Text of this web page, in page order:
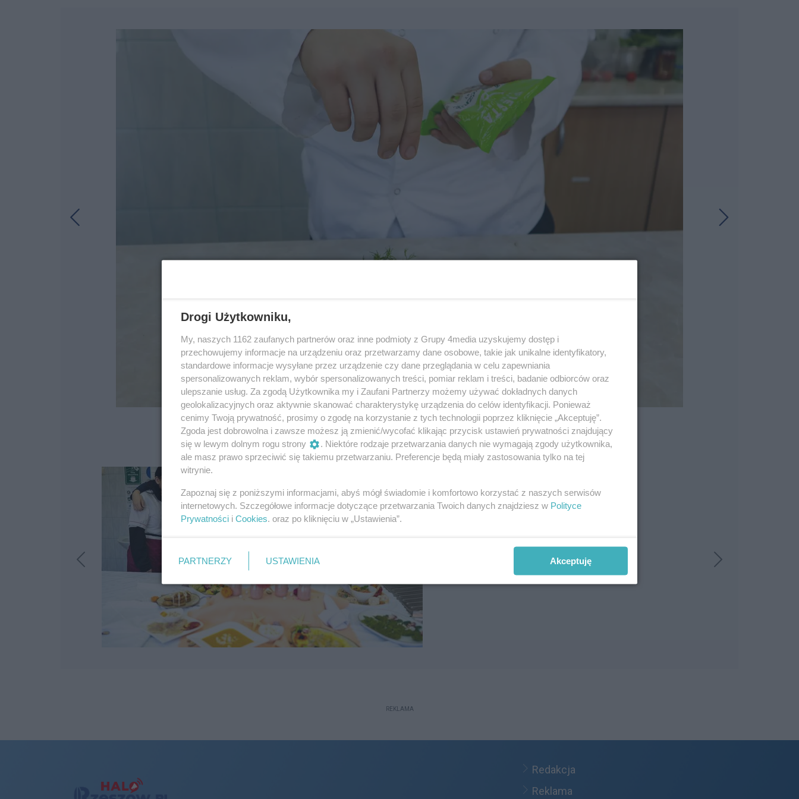
119 / 129
REKLAMA
Redakcja
Reklama
Drogi Użytkowniku,
My, naszych 1162 zaufanych partnerów oraz inne podmioty z Grupy 4media uzyskujemy dostęp i
przechowujemy informacje na urządzeniu oraz przetwarzamy dane osobowe, takie jak unikalne identyfikatory,
standardowe informacje wysyłane przez urządzenie czy dane przeglądania w celu zapewniania
spersonalizowanych reklam, wybór spersonalizowanych treści, pomiar reklam i treści, badanie odbiorców oraz
ulepszanie usług. Za zgodą Użytkownika my i Zaufani Partnerzy możemy używać dokładnych danych
geolokalizacyjnych oraz aktywnie skanować charakterystykę urządzenia do celów identyfikacji. Ponieważ
cenimy Twoją prywatność, prosimy o zgodę na korzystanie z tych technologii poprzez kliknięcie „Akceptuję”.
Zgoda jest dobrowolna i zawsze możesz ją zmienić/wycofać klikając przycisk ustawień prywatności znajdujący
się w lewym dolnym rogu strony
. Niektóre rodzaje przetwarzania danych nie wymagają zgody użytkownika,
ale masz prawo sprzeciwić się takiemu przetwarzaniu. Preferencje będą miały zastosowania tylko na tej
witrynie.
Zapoznaj się z poniższymi informacjami, abyś mógł świadomie i komfortowo korzystać z naszych serwisów
internetowych. Szczegółowe informacje dotyczące przetwarzania Twoich danych znajdziesz w Polityce
Prywatności i Cookies. oraz po kliknięciu w „Ustawienia”.
PARTNERZY USTAWIENIA Akceptuję